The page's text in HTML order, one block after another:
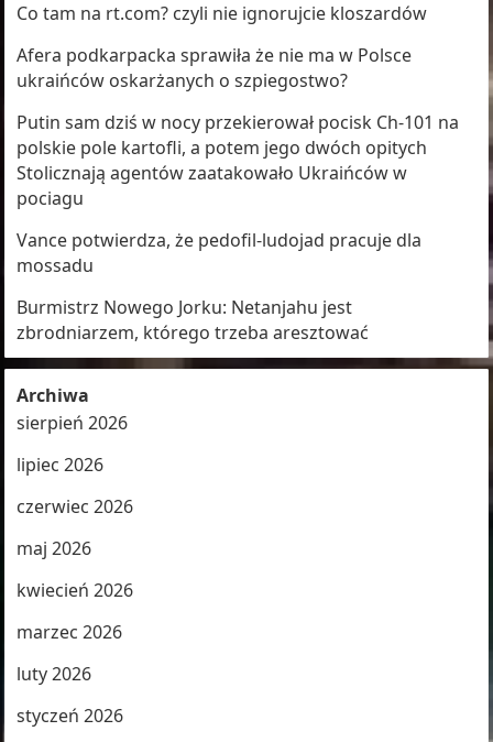
Co tam na rt.com? czyli nie ignorujcie kloszardów
Afera podkarpacka sprawiła że nie ma w Polsce
ukraińców oskarżanych o szpiegostwo?
Putin sam dziś w nocy przekierował pocisk Ch-101 na
polskie pole kartofli, a potem jego dwóch opitych
Stolicznają agentów zaatakowało Ukraińców w
pociagu
Vance potwierdza, że pedofil-ludojad pracuje dla
mossadu
Burmistrz Nowego Jorku: Netanjahu jest
zbrodniarzem, którego trzeba aresztować
Archiwa
sierpień 2026
lipiec 2026
czerwiec 2026
maj 2026
kwiecień 2026
marzec 2026
luty 2026
styczeń 2026